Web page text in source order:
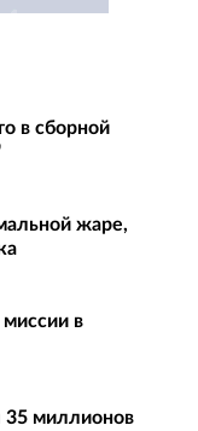
в сборной
жаре,
миссии в
миллионов